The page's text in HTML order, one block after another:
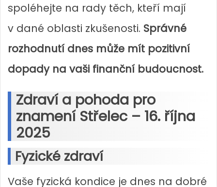
spoléhejte na rady těch, kteří mají
v dané oblasti zkušenosti. Správné
rozhodnutí dnes může mít pozitivní
dopady na vaši finanční budoucnost.
Zdraví a pohoda pro
znamení Střelec – 16. října
2025
Fyzické zdraví
Vaše fyzická kondice je dnes na dobré